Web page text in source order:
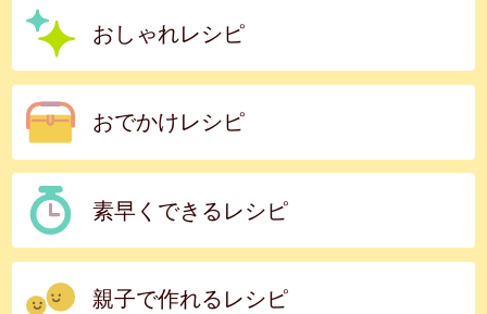
おしゃれレシピ
おでかけレシピ
素早くできるレシピ
親子で作れるレシピ